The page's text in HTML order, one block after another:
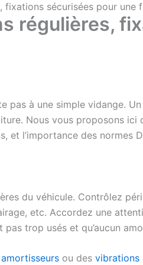
sécurisées pour une
régulières,
pas à une simple vidange.
Nous vous proposons ici
et l’importance des normes
du véhicule. Contrôlez
etc. Accordez une
trop usés et qu’aucun
ou des vibrations